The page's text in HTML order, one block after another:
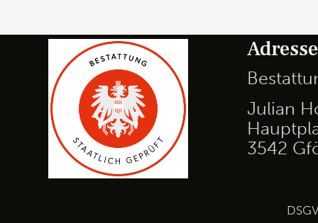
Adresse
Julian
3542